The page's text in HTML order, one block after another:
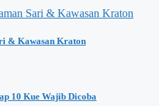
& Kawasan Kraton
10 Kue Wajib Dicoba